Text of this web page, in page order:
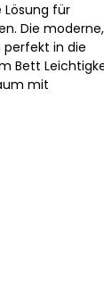
Lösung für
Die moderne,
perfekt in die
Bett
mit